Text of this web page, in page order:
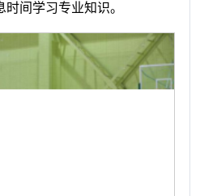
间学习专业知识。